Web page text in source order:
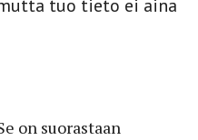
tuo tieto ei aina
on suorastaan